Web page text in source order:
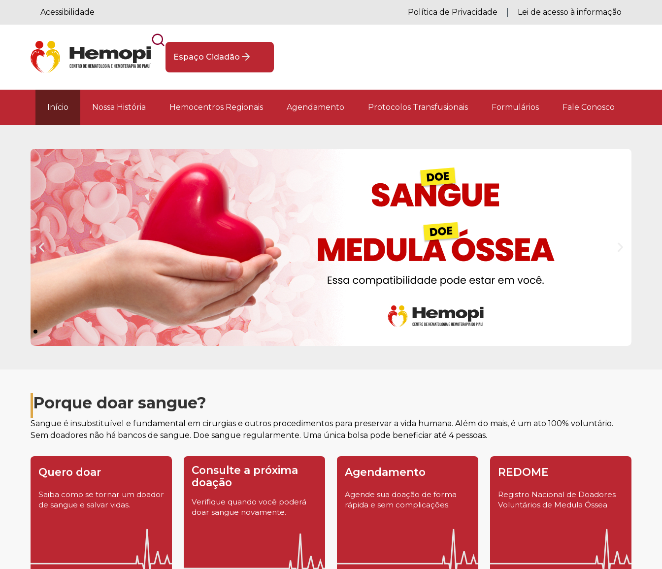
Acessibilidade Política de Privacidade Lei de acesso à informação
Espaço Cidadão
Início Nossa História Hemocentros Regionais Agendamento Protocolos Transfusionais Formulários Fale Conosco
Porque doar sangue?
Sangue é insubstituível e fundamental em cirurgias e outros procedimentos para preservar a vida humana. Além do mais, é um ato 100% voluntário.
Sem doadores não há bancos de sangue. Doe sangue regularmente. Uma única bolsa pode beneficiar até 4 pessoas.
Quero doar
Saiba como se tornar um doador
de sangue e salvar vidas.
Consulte a próxima
doação
Verifique quando você poderá
doar sangue novamente.
Agendamento
Agende sua doação de forma
rápida e sem complicações.
REDOME
Registro Nacional de Doadores
Voluntários de Medula Óssea